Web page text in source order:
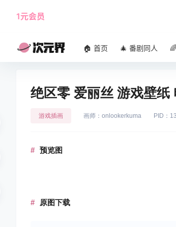
1元会员
🏠 首页 🎄 番剧同人
绝区零 爱丽丝 游戏壁纸
游戏插画 画师：onlookerkuma PID：
预览图
原图下载